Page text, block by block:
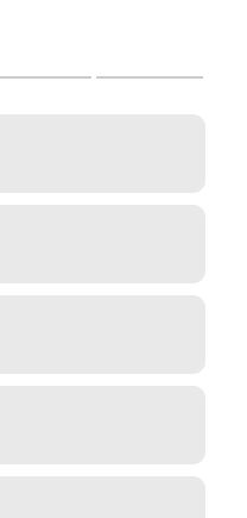
9 ans
à 12 ans
à 14 ans
handicap, à mobilité